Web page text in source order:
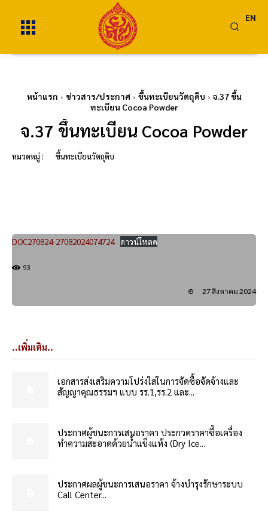
EN
หน้าแรก ข่าวสาร/ประกาศ ขึ้นทะเบียนวัตถุดิบ
จ.37 ขึ้น
ทะเบียน Cocoa Powder
จ.37 ขึ้นทะเบียน Cocoa Powder
หมวดหมู่ : ขึ้นทะเบียนวัตถุดิบ
DOC270824-27082024074724 ดาวน์โหลด
93
27 สิงหาคม 2024
..เพิ่มเติม..
เอกสารส่งเสริมความโปร่งใสในการจัดซื้อจัดจ้างและ
สัญญาคุณธรรมฯ แบบ รร.1,รร.2 และ...
ประกาศผู้ชนะการเสนอราคา ประกวดราคาซื้อเครื่อง
ทำความสะอาดด้วยน้ำแข็งแห้ง (Dry Ice...
ประกาศผลผู้ชนะการเสนอราคา จ้างบำรุงรักษาระบบ
Call Center...